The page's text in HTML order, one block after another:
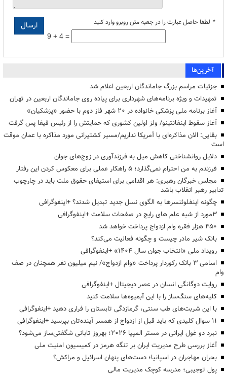
* لطفا حاصل عبارت را در جعبه متن روبرو وارد کنید
9 + 4 =
آخرین‌ها
جزئیات مراسم بزرگ جاماندگان اربعین اعلام شد
تمهیدات و ویژه برنامه‌های شهرداری برای پیاده روی جاماندگان اربعین در تهران
آغاز برنامه ملی پزشکی خانواده در ۲۰ شهر فاز دوم با حضور «پزشکیان»
آغاز سقوط اینفانتینو/ ولز اولین کشوری که حمایتش را از رئیس فیفا پس گرفت
بقایی: الان مذاکره‌ای با آمریکا نداریم/مسیر کشتیرانی مورد مذاکره با عمان موقت
است
دلایل روانشناختی کاهش میل به فرزندآوری در زوج‌های جوان
فرزندم به من احترام نمی‌گذارد؛ ۵ راهکار عملی برای معکوس کردن این رفتار
مجلس خبرگان رهبری: هر اقدامی برای استیفای حقوق ملت باید در چارچوب
تدابیر رهبر انقلاب باشد
چگونه اینفلوئنسرها به الگوی نسل جدید تبدیل شدند؟ +اینفوگرافی
3مورد از شبه علم های رایج در صفحات سلامت +اینفوگرافی
۴۵۰ هزار فقره وام ازدواج پرداخت خواهد شد
بانک شیر مادر چیست و چگونه فعالیت می‌کند؟
رویداد ملی «انتخاب جوان سال ۱۴۰۴» +اینفوگرافی
اسامی ۳ بانک رکوردار پرداخت «وام ازدواج»/ نیم میلیون نفر همچنان در صف
وام
روایت دوگانگی انسان در عصر دیجیتال +اینفوگرافی
کلیه‌های سنگ‌ساز را با این آبمیوه‌ها سلامت کنید
با این شربت‌های طب سنتی، گرمازدگی تابستان را فراری دهید +اینفوگرافی
۱۱ سوال کلیدی که باید قبل از ازدواج از همسر آینده‌تان بپرسید +اینفوگرافی
نبرد دو غول ایرانی در مستر المپیا ۲۰۲۶؛ بهروز تابانی شگفتی‌ساز می‌شود؟
آغاز بررسی طرح مدیریت ایران بر تنگه هرمز در کمیسیون امنیت ملی
بحران مهاجران در اسپانیا؛ دست‌های پنهان اسرائیل و مراکش؟
پول توجیبی؛ مدرسه کوچک مدیریت مالی